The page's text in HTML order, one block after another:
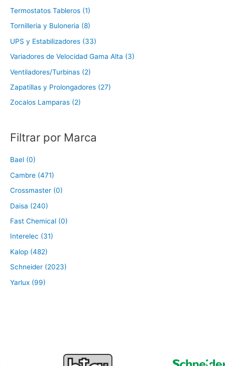
Termostatos Tableros (1)
Tornilleria y Buloneria (8)
UPS y Estabilizadores (33)
Variadores de Velocidad Gama Alta (3)
Ventiladores/Turbinas (2)
Zapatillas y Prolongadores (27)
Zocalos Lamparas (2)
Filtrar por Marca
Bael (0)
Cambre (471)
Crossmaster (0)
Daisa (240)
Fast Chemical (0)
Interelec (31)
Kalop (482)
Schneider (2023)
Yarlux (99)